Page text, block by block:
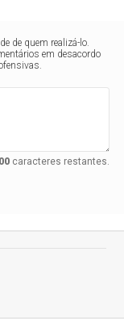
de quem realizá-lo.
em desacordo
caracteres restantes.